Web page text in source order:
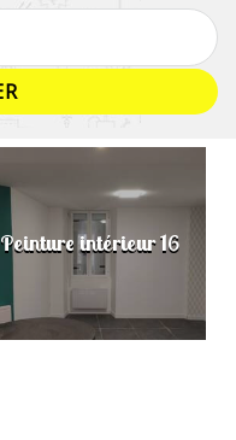
Peinture intérieur 16